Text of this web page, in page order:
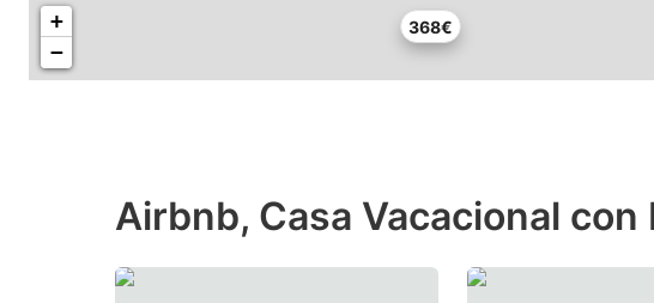
368€
+
−
Airbnb, Casa Vacacional